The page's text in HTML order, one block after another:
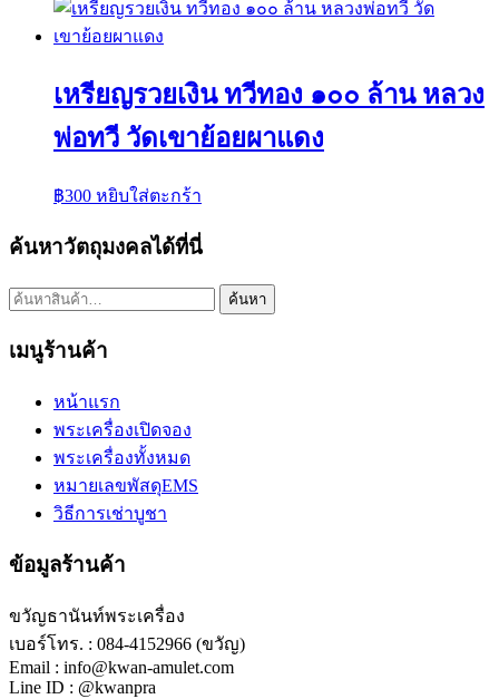
เหรียญรวยเงิน ทวีทอง ๑๐๐ ล้าน หลวง
พ่อทวี วัดเขาย้อยผาแดง
฿300 หยิบใส่ตะกร้า
ค้นหาวัตถุมงคลได้ที่นี่
ค้นหา: ค้นหา
เมนูร้านค้า
หน้าแรก
พระเครื่องเปิดจอง
พระเครื่องทั้งหมด
หมายเลขพัสดุEMS
วิธีการเช่าบูชา
ข้อมูลร้านค้า
ขวัญธานันท์พระเครื่อง
เบอร์โทร. : 084-4152966 (ขวัญ)
Email : info@kwan-amulet.com
Line ID : @kwanpra